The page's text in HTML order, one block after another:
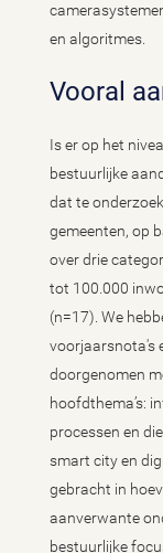
en algoritmes.
Vooral
Is er op het
bestuurlijke
dat te
gemeenten, op
over drie
tot 100.000
(n=17). We
voorjaarsnota's
doorgenomen
hoofdthema’s:
processen en
smart city en
gebracht in
aanverwante
bestuurlijke